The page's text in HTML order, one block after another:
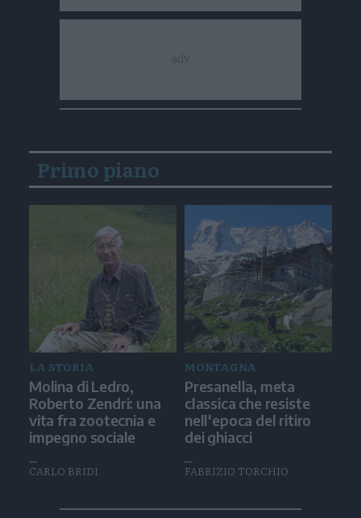
Primo piano
LA STORIA
Molina di Ledro,
Roberto Zendri: una
vita fra zootecnia e
impegno sociale
CARLO BRIDI
MONTAGNA
Presanella, meta
classica che resiste
nell'epoca del ritiro
dei ghiacci
FABRIZIO TORCHIO